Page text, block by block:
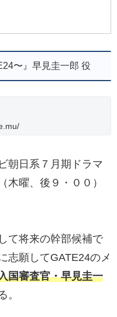
〜』早見圭一郎 役
朝日系７月期ドラマ
（木曜、後９・００）
て将来の幹部候補で
志願してGATE24のメ
国審査官・早見圭一
。